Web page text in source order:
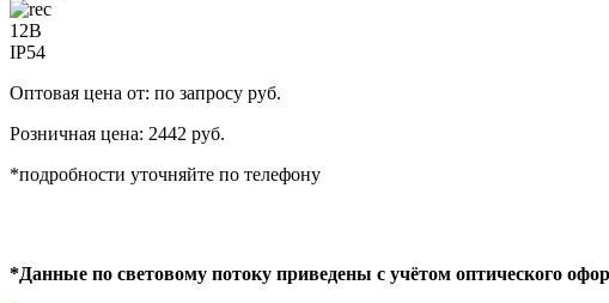
12В
IP54
Оптовая цена от: по запросу руб.
Розничная цена: 2442 руб.
*подробности уточняйте по телефону
*Данные по световому потоку приведены с учётом оптического